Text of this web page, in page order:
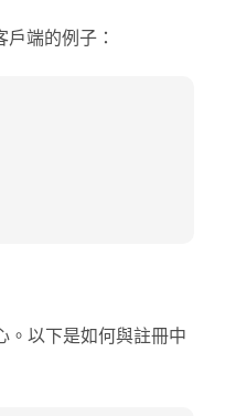
端的例子：
。以下是如何與註冊中